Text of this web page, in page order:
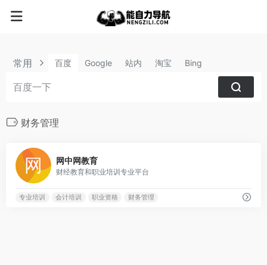
常用 百度 Google 站内 淘宝 Bing
财务管理
网中网教育
财经教育和职业培训专业平台
专业培训 会计培训 职业资格 财务管理